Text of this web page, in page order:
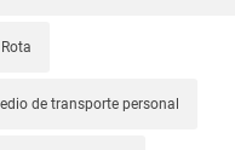
de transporte personal